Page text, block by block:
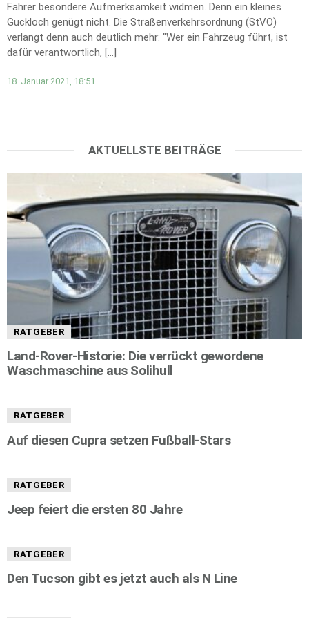
Fahrer besondere Aufmerksamkeit widmen. Denn ein kleines
Guckloch genügt nicht. Die Straßenverkehrsordnung (StVO)
verlangt denn auch deutlich mehr: "Wer ein Fahrzeug führt, ist
dafür verantwortlich, […]
18. Januar 2021, 18:51
AKTUELLSTE BEITRÄGE
RATGEBER
Land-Rover-Historie: Die verrückt gewordene
Waschmaschine aus Solihull
RATGEBER
Auf diesen Cupra setzen Fußball-Stars
RATGEBER
Jeep feiert die ersten 80 Jahre
RATGEBER
Den Tucson gibt es jetzt auch als N Line